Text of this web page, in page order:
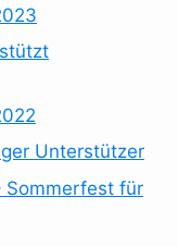
Unterstützer
Sommerfest für